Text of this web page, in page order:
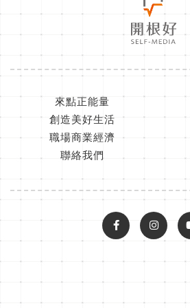
來點正能量
創造美好生活
職場商業經濟
聯絡我們